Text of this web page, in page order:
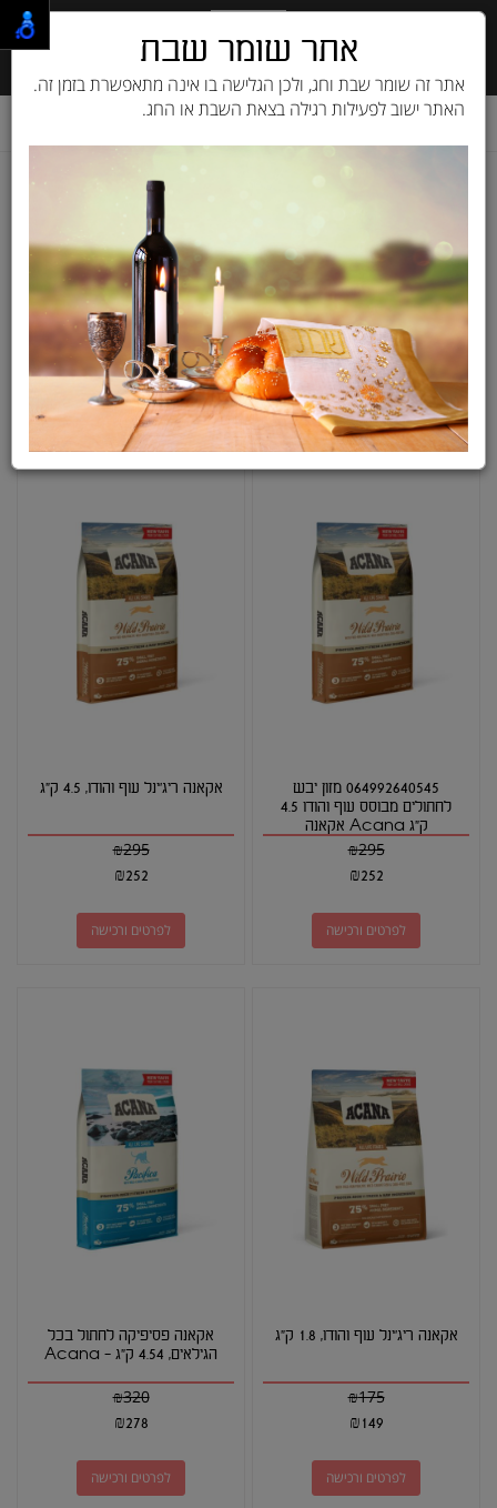
אקנה ACANA
‹
«
חתול
סינון ומיון ›
064992640545 מזון יבש
לחתולים מבוסס עוף והודו 4.5
ק"ג Acana אקאנה
₪295
₪252
לפרטים ורכישה
אקאנה ריג'ינל עוף והודו, 4.5 ק"ג
₪295
₪252
לפרטים ורכישה
אקאנה ריג'ינל עוף והודו, 1.8 ק"ג
₪175
₪149
לפרטים ורכישה
אקאנה פסיפיקה לחתול בכל
הגילאים, 4.54 ק"ג - Acana
₪320
₪278
לפרטים ורכישה
אתר שומר שבת
אתר זה שומר שבת וחג, ולכן הגלישה בו אינה מתאפשרת בזמן זה.
האתר ישוב לפעילות רגילה בצאת השבת או החג.